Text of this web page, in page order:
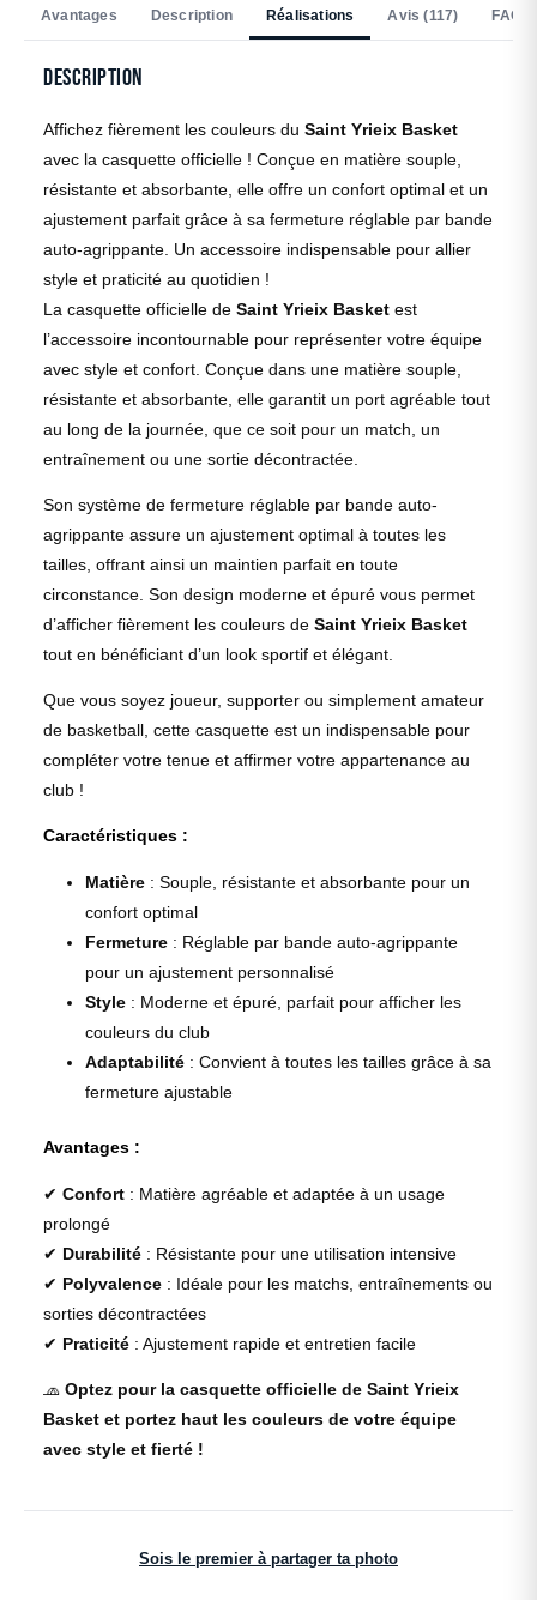
Avantages Description Réalisations Avis (117) FAQ
Description
Affichez fièrement les couleurs du Saint Yrieix Basket
avec la casquette officielle ! Conçue en matière souple,
résistante et absorbante, elle offre un confort optimal et un
ajustement parfait grâce à sa fermeture réglable par bande
auto-agrippante. Un accessoire indispensable pour allier
style et praticité au quotidien !
La casquette officielle de Saint Yrieix Basket est
l’accessoire incontournable pour représenter votre équipe
avec style et confort. Conçue dans une matière souple,
résistante et absorbante, elle garantit un port agréable tout
au long de la journée, que ce soit pour un match, un
entraînement ou une sortie décontractée.
Son système de fermeture réglable par bande auto-
agrippante assure un ajustement optimal à toutes les
tailles, offrant ainsi un maintien parfait en toute
circonstance. Son design moderne et épuré vous permet
d’afficher fièrement les couleurs de Saint Yrieix Basket
tout en bénéficiant d’un look sportif et élégant.
Que vous soyez joueur, supporter ou simplement amateur
de basketball, cette casquette est un indispensable pour
compléter votre tenue et affirmer votre appartenance au
club !
Caractéristiques :
Matière : Souple, résistante et absorbante pour un
confort optimal
Fermeture : Réglable par bande auto-agrippante
pour un ajustement personnalisé
Style : Moderne et épuré, parfait pour afficher les
couleurs du club
Adaptabilité : Convient à toutes les tailles grâce à sa
fermeture ajustable
Avantages :
✔ Confort : Matière agréable et adaptée à un usage
prolongé
✔ Durabilité : Résistante pour une utilisation intensive
✔ Polyvalence : Idéale pour les matchs, entraînements ou
sorties décontractées
✔ Praticité : Ajustement rapide et entretien facile
🧢 Optez pour la casquette officielle de Saint Yrieix
Basket et portez haut les couleurs de votre équipe
avec style et fierté !
Sois le premier à partager ta photo